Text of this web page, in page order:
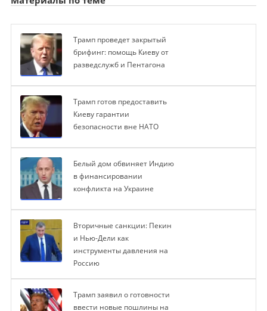
Трамп проведет закрытый
брифинг: помощь Киеву от
разведслужб и Пентагона
Трамп готов предоставить
Киеву гарантии
безопасности вне НАТО
Белый дом обвиняет Индию
в финансировании
конфликта на Украине
Вторичные санкции: Пекин
и Нью-Дели как
инструменты давления на
Россию
Трамп заявил о готовности
ввести новые пошлины на